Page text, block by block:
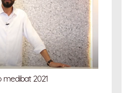
medibat 2021